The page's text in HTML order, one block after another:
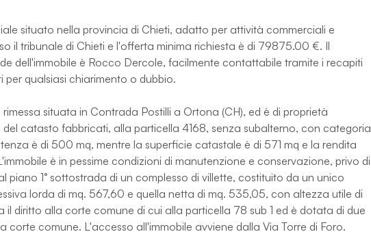
situato nella provincia di Chieti, adatto per attività commerciali e
il tribunale di Chieti e l'offerta minima richiesta è di 79875.00 €. Il
dell'immobile è Rocco Dercole, facilmente contattabile tramite i recapiti
qualsiasi chiarimento o dubbio.
situata in Contrada Postilli a Ortona (CH), ed è di proprietà
del catasto fabbricati, alla particella 4168, senza subalterno, con categoria
è di 500 mq, mentre la superficie catastale è di 571 mq e la rendita
è in pessime condizioni di manutenzione e conservazione, privo di
piano 1° sottostrada di un complesso di villette, costituito da un unico
lorda di mq. 567,60 e quella netta di mq. 535,05, con altezza utile di
il diritto alla corte comune di cui alla particella 78 sub 1 ed è dotata di due
corte comune. L'accesso all'immobile avviene dalla Via Torre di Foro.